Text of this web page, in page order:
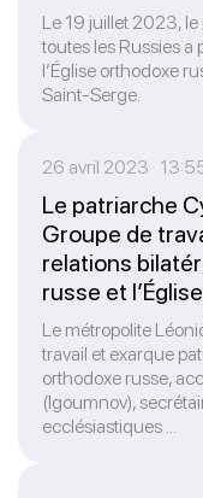
Le 19 juillet 2023,
toutes les Russies
l’Église orthodoxe
Saint-Serge.
26 avril 2023
Le patriarche
Groupe de
relations
russe et
Le métropolite
travail et exarque
orthodoxe russe,
(Igoumnov),
ecclésiastiques ...